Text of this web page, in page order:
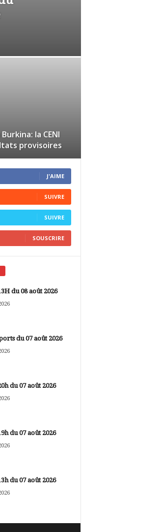
la CENI
provisoires
J'AIME
SUIVRE
SUIVRE
SOUSCRIRE
du 08 août 2026
du 07 août 2026
du 07 août 2026
du 07 août 2026
du 07 août 2026